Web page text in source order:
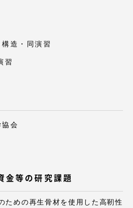
造・同演習
習
会
金等の研究課題
ための再生骨材を使用した高靭性